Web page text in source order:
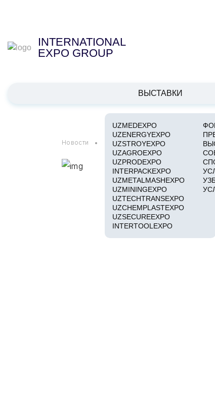
INTERNATIONAL
EXPO GROUP
ВЫСТАВКИ
UZMEDEXPO
UZENERGYEXPO
UZSTROYEXPO
UZAGROEXPO
UZPRODEXPO
INTERPACKEXPO
UZMETALMASHEXPO
UZMININGEXPO
UZTECHTRANSEXPO
UZCHEMPLASTEXPO
UZSECUREEXPO
INTERTOOLEXPO
Новости Министры ЦА обсудили водно-